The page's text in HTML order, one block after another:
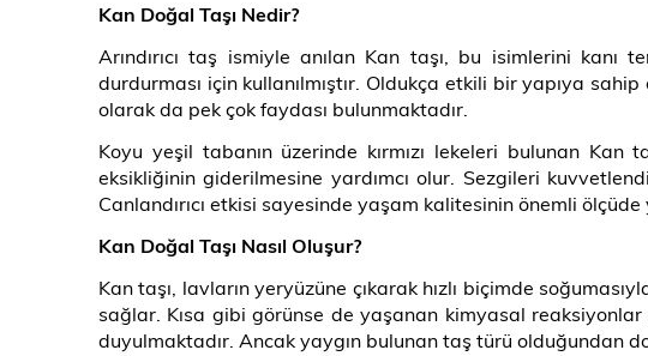
Kan Doğal Taşı Nedir?
Arındırıcı taş ismiyle anılan Kan taşı, bu isimlerini kanı
durdurması için kullanılmıştır. Oldukça etkili bir yapıya
olarak da pek çok faydası bulunmaktadır.
Koyu yeşil tabanın üzerinde kırmızı lekeleri bulunan
eksikliğinin giderilmesine yardımcı olur. Sezgileri
Canlandırıcı etkisi sayesinde yaşam kalitesinin önemli
Kan Doğal Taşı Nasıl Oluşur?
Kan taşı, lavların yeryüzüne çıkarak hızlı biçimde
sağlar. Kısa gibi görünse de yaşanan kimyasal
duyulmaktadır. Ancak yaygın bulunan taş türü olduğundan